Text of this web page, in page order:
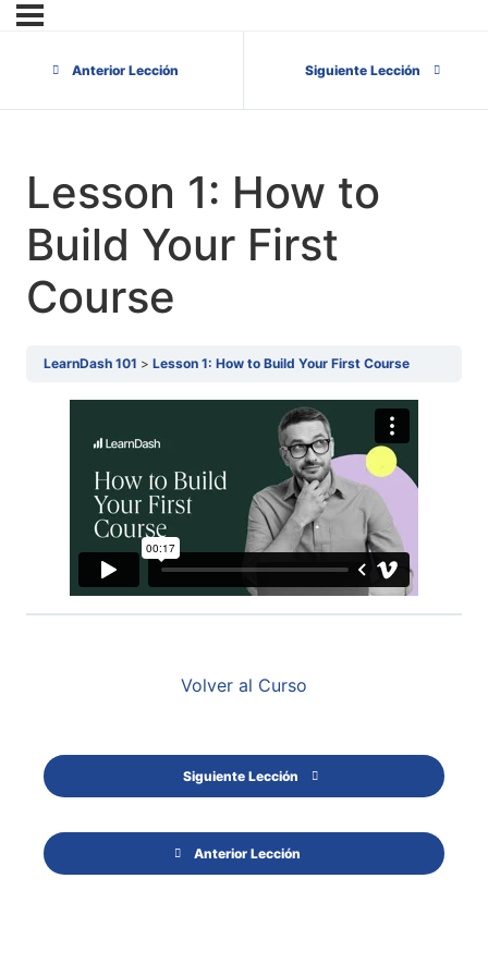
Anterior Lección Siguiente Lección
Lesson 1: How to
Build Your First
Course
LearnDash 101 Lesson 1: How to Build Your First Course
Anterior Lección
Volver al Curso
Siguiente Lección